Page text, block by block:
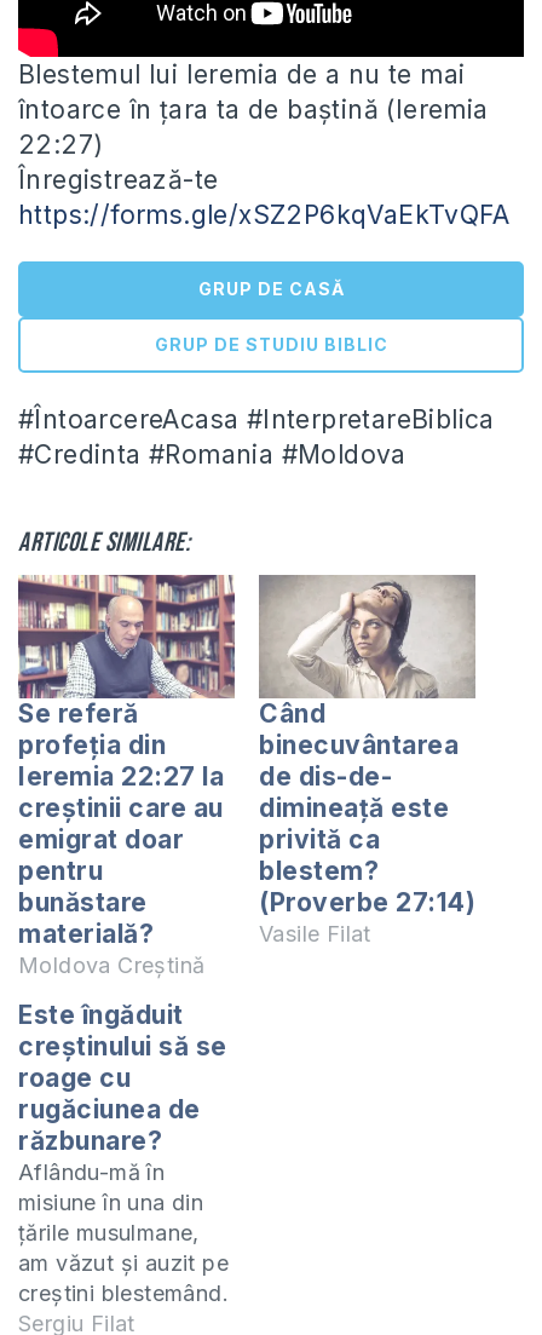
Blestemul lui Ieremia de a nu te mai
întoarce în țara ta de baștină (Ieremia
22:27)
Înregistrează-te
https://forms.gle/xSZ2P6kqVaEkTvQFA
GRUP DE CASĂ
GRUP DE STUDIU BIBLIC
#ÎntoarcereAcasa #InterpretareBiblica
#Credinta #Romania #Moldova
Articole similare:
Se referă
profeția din
Ieremia 22:27 la
creștinii care au
emigrat doar
pentru
bunăstare
materială?
Moldova Creștină
Când
binecuvântarea
de dis-de-
dimineață este
privită ca
blestem?
(Proverbe 27:14)
Vasile Filat
Este îngăduit
creștinului să se
roage cu
rugăciunea de
răzbunare?
Aflându-mă în
misiune în una din
țările musulmane,
am văzut și auzit pe
creștini blestemând.
Mare mi-a fost
Sergiu Filat